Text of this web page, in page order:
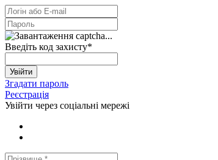
Введіть код захисту*
Увійти
Згадати пароль
Реєстрація
Увійти через соціальні мережі